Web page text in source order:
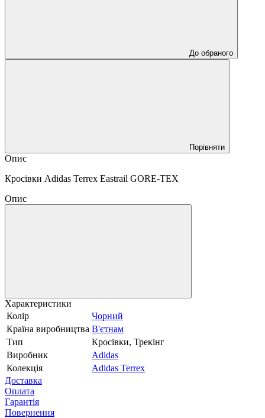
До обраного
Порівняти
Опис
Кросівки Adidas Terrex Eastrail GORE-TEX
Опис
Характеристики
Колір
Чорний
Країна виробництва В'єтнам
Тип
Кросівки, Трекінг
Виробник
Adidas
Колекція
Adidas Terrex
Доставка
Оплата
Гарантія
Повернення